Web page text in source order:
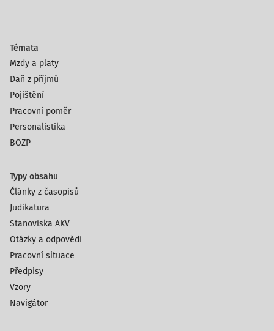
Témata
Mzdy a platy
Daň z příjmů
Pojištění
Pracovní poměr
Personalistika
BOZP
Typy obsahu
Články z časopisů
Judikatura
Stanoviska AKV
Otázky a odpovědi
Pracovní situace
Předpisy
Vzory
Navigátor